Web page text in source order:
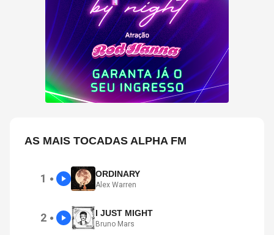
AS MAIS TOCADAS ALPHA FM
1 ● ORDINARY
Alex Warren
2 ● I JUST MIGHT
Bruno Mars